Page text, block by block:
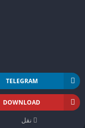
TELEGRAM
DOWNLOAD
نقل